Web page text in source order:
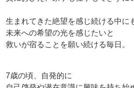
生まれてきた絶望を感じ続ける中に
未来への希望の光を感じたいと
救いが宿ることを願い続ける毎日。
7歳の頃、自発的に